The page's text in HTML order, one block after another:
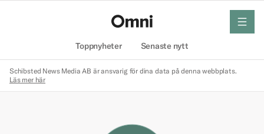
Toppnyheter Senaste nytt
meny
Schibsted News Media AB är ansvarig för dina data på denna webbplats.
Läs mer här